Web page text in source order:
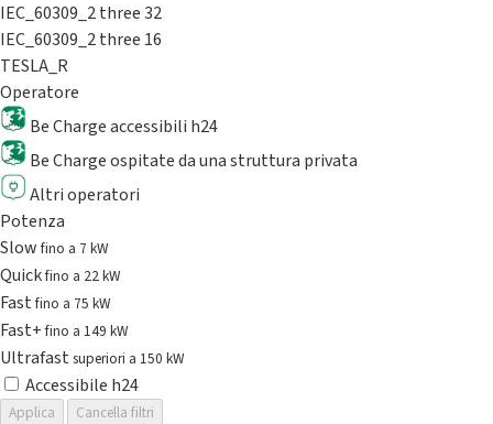
IEC_60309_2 three 32
IEC_60309_2 three 16
TESLA_R
Operatore
Be Charge accessibili h24
Be Charge ospitate da una struttura privata
Altri operatori
Potenza
Slowfino a 7 kW
Quickfino a 22 kW
Fastfino a 75 kW
Fast+fino a 149 kW
Ultrafast superiori a 150 kW
Accessibile h24
Applica
Cancella filtri